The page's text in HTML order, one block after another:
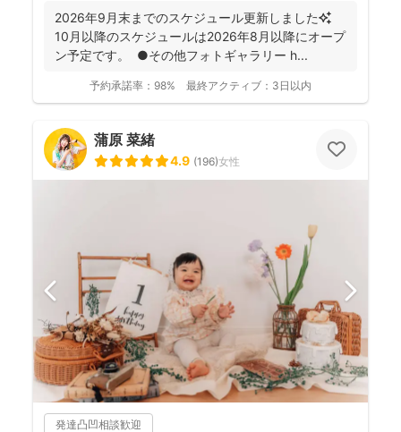
2026年9月末までのスケジュール更新しました✨
10月以降のスケジュールは2026年8月以降にオープ
ン予定です。 ●その他フォトギャラリー h...
予約承諾率： 98% 最終アクティブ： 3日以内
蒲原 菜緒
4.9 (196)女性
発達凸凹相談歓迎